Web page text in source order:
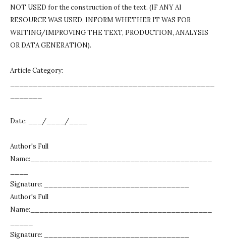
NOT USED for the construction of the text. (IF ANY AI
RESOURCE WAS USED, INFORM WHETHER IT WAS FOR
WRITING/IMPROVING THE TEXT, PRODUCTION, ANALYSIS
OR DATA GENERATION).
Article Category:
Date: ___/____/____
Author's Full
Name:________________________________________
Signature: ________________________________
Author's Full
Name:________________________________________
Signature: ________________________________